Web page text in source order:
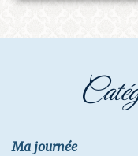
Ma journée